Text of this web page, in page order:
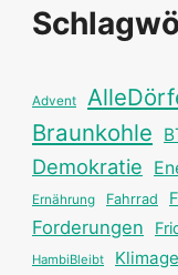
Advent
Braunkohle
Demokratie
Ernährung Fahrrad
Forderungen
HambiBleibt